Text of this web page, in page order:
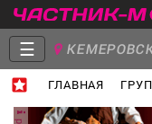
☰
ГЛАВНАЯ
Главная